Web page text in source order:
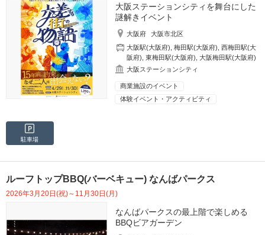
大阪ステーションシティを舞台にした
謎解きイベント
大阪府
大阪市北区
大阪駅(大阪府) ,梅田駅(大阪府) ,西梅田駅(大
阪府) ,東梅田駅(大阪府) ,大阪梅田駅(大阪府)
大阪ステーションシティ
商業施設のイベント
体験イベント・アクティビティ
駐車場
ルーフトップBBQ(バーベキュー) なんばパークス
2026年3月20日(祝)～11月30日(月)
なんばパークスの最上階で楽しめる
BBQビアガーデン